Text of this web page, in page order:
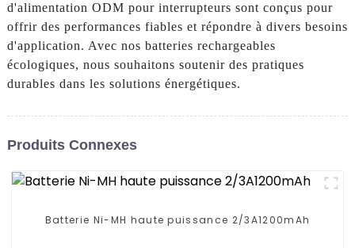
d'alimentation ODM pour interrupteurs sont conçus pour
offrir des performances fiables et répondre à divers besoins
d'application. Avec nos batteries rechargeables
écologiques, nous souhaitons soutenir des pratiques
durables dans les solutions énergétiques.
Produits Connexes
Batterie Ni-MH haute puissance 2/3A1200mAh